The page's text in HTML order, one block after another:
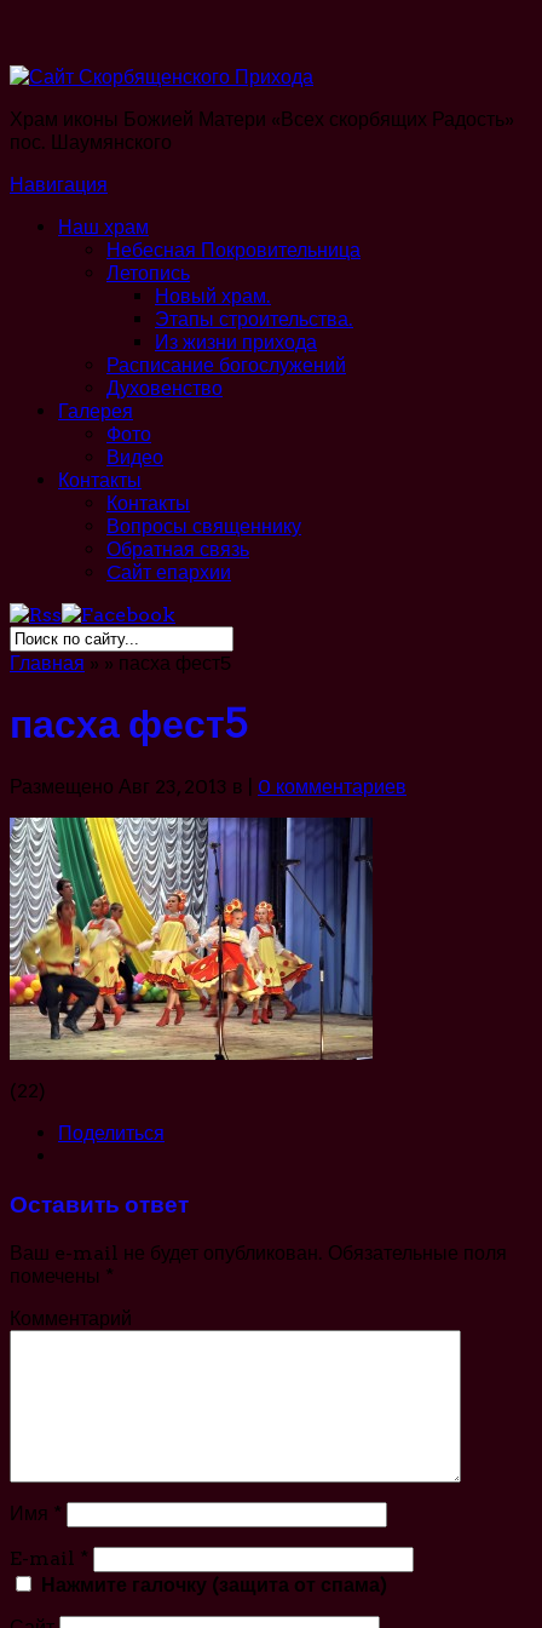
Храм иконы Божией Матери «Всех скорбящих Радость»
пос. Шаумянского
Навигация
Наш храм
Небесная Покровительница
Летопись
Новый храм.
Этапы строительства.
Из жизни прихода
Расписание богослужений
Духовенство
Галерея
Фото
Видео
Контакты
Контакты
Вопросы священнику
Обратная связь
Cайт епархии
Главная » » пасха фест5
пасха фест5
Размещено Авг 23, 2013 в | 0 комментариев
(22)
Поделиться
Оставить ответ
Ваш e-mail не будет опубликован. Обязательные поля
помечены *
Комментарий
Имя *
E-mail *
Нажмите галочку (защита от спама)